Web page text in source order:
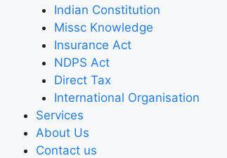
Indian Constitution
Missc Knowledge
Insurance Act
NDPS Act
Direct Tax
International Organisation
Services
About Us
Contact us